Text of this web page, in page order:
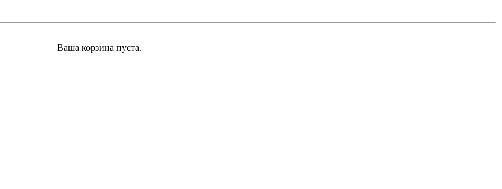
Ваша корзина пуста.